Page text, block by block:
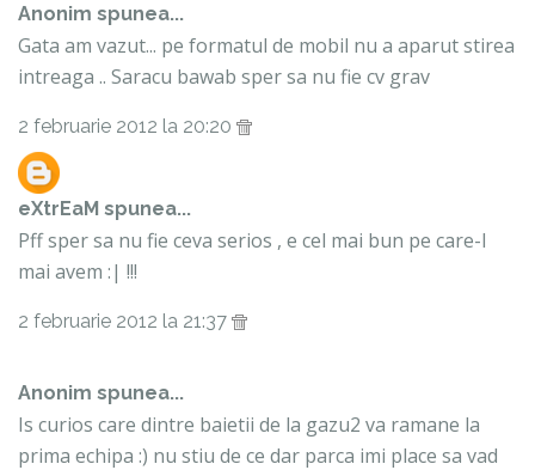
Anonim spunea...
Gata am vazut... pe formatul de mobil nu a aparut stirea
intreaga .. Saracu bawab sper sa nu fie cv grav
2 februarie 2012 la 20:20
eXtrEaM spunea...
Pff sper sa nu fie ceva serios , e cel mai bun pe care-l
mai avem :| !!!
2 februarie 2012 la 21:37
Anonim spunea...
Is curios care dintre baietii de la gazu2 va ramane la
prima echipa :) nu stiu de ce dar parca imi place sa vad